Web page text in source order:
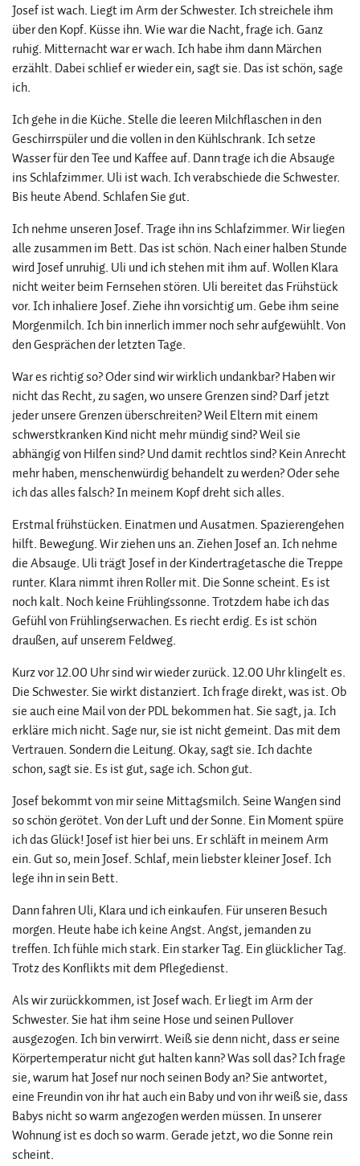
Josef ist wach. Liegt im Arm der Schwester. Ich streichele ihm
über den Kopf. Küsse ihn. Wie war die Nacht, frage ich. Ganz
ruhig. Mitternacht war er wach. Ich habe ihm dann Märchen
erzählt. Dabei schlief er wieder ein, sagt sie. Das ist schön, sage
ich.
Ich gehe in die Küche. Stelle die leeren Milchflaschen in den
Geschirrspüler und die vollen in den Kühlschrank. Ich setze
Wasser für den Tee und Kaffee auf. Dann trage ich die Absauge
ins Schlafzimmer. Uli ist wach. Ich verabschiede die Schwester.
Bis heute Abend. Schlafen Sie gut.
Ich nehme unseren Josef. Trage ihn ins Schlafzimmer. Wir liegen
alle zusammen im Bett. Das ist schön. Nach einer halben Stunde
wird Josef unruhig. Uli und ich stehen mit ihm auf. Wollen Klara
nicht weiter beim Fernsehen stören. Uli bereitet das Frühstück
vor. Ich inhaliere Josef. Ziehe ihn vorsichtig um. Gebe ihm seine
Morgenmilch. Ich bin innerlich immer noch sehr aufgewühlt. Von
den Gesprächen der letzten Tage.
War es richtig so? Oder sind wir wirklich undankbar? Haben wir
nicht das Recht, zu sagen, wo unsere Grenzen sind? Darf jetzt
jeder unsere Grenzen überschreiten? Weil Eltern mit einem
schwerstkranken Kind nicht mehr mündig sind? Weil sie
abhängig von Hilfen sind? Und damit rechtlos sind? Kein Anrecht
mehr haben, menschenwürdig behandelt zu werden? Oder sehe
ich das alles falsch? In meinem Kopf dreht sich alles.
Erstmal frühstücken. Einatmen und Ausatmen. Spazierengehen
hilft. Bewegung. Wir ziehen uns an. Ziehen Josef an. Ich nehme
die Absauge. Uli trägt Josef in der Kindertragetasche die Treppe
runter. Klara nimmt ihren Roller mit. Die Sonne scheint. Es ist
noch kalt. Noch keine Frühlingssonne. Trotzdem habe ich das
Gefühl von Frühlingserwachen. Es riecht erdig. Es ist schön
draußen, auf unserem Feldweg.
Kurz vor 12.00 Uhr sind wir wieder zurück. 12.00 Uhr klingelt es.
Die Schwester. Sie wirkt distanziert. Ich frage direkt, was ist. Ob
sie auch eine Mail von der PDL bekommen hat. Sie sagt, ja. Ich
erkläre mich nicht. Sage nur, sie ist nicht gemeint. Das mit dem
Vertrauen. Sondern die Leitung. Okay, sagt sie. Ich dachte
schon, sagt sie. Es ist gut, sage ich. Schon gut.
Josef bekommt von mir seine Mittagsmilch. Seine Wangen sind
so schön gerötet. Von der Luft und der Sonne. Ein Moment spüre
ich das Glück! Josef ist hier bei uns. Er schläft in meinem Arm
ein. Gut so, mein Josef. Schlaf, mein liebster kleiner Josef. Ich
lege ihn in sein Bett.
Dann fahren Uli, Klara und ich einkaufen. Für unseren Besuch
morgen. Heute habe ich keine Angst. Angst, jemanden zu
treffen. Ich fühle mich stark. Ein starker Tag. Ein glücklicher Tag.
Trotz des Konflikts mit dem Pflegedienst.
Als wir zurückkommen, ist Josef wach. Er liegt im Arm der
Schwester. Sie hat ihm seine Hose und seinen Pullover
ausgezogen. Ich bin verwirrt. Weiß sie denn nicht, dass er seine
Körpertemperatur nicht gut halten kann? Was soll das? Ich frage
sie, warum hat Josef nur noch seinen Body an? Sie antwortet,
eine Freundin von ihr hat auch ein Baby und von ihr weiß sie, dass
Babys nicht so warm angezogen werden müssen. In unserer
Wohnung ist es doch so warm. Gerade jetzt, wo die Sonne rein
scheint.